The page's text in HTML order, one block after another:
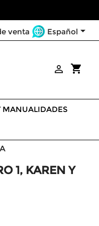
venta Español
shopping_cart

MANUALIDADES
1, KAREN Y